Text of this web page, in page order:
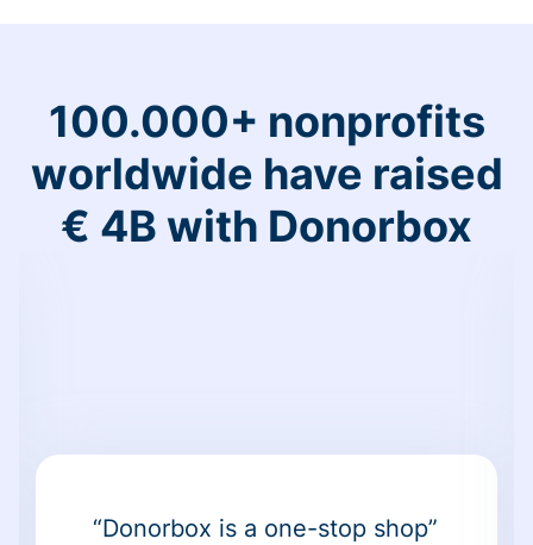
100.000+ nonprofits
worldwide have raised
€ 4B with Donorbox
“Donorbox is a one-stop shop”